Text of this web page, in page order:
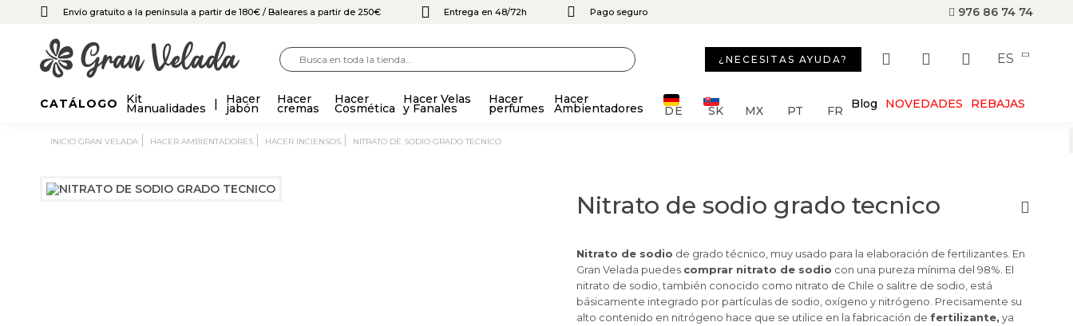
Envío gratuito a la península a partir de 180€ / Baleares a partir de 250€ Entrega en 48/72h Pago seguro 976 86 74 74
¿NECESITAS AYUDA? ES
CATÁLOGO Kit
Manualidades
Hacer
jabón
Hacer
cremas
Hacer
Cosmética
Hacer Velas
y Fanales
Hacer
perfumes
Hacer
Ambientadores DE SK MX PT FR Blog NOVEDADES REBAJAS
INICIO GRAN VELADA HACER AMBIENTADORES HACER INCIENSOS NITRATO DE SODIO GRADO TECNICO
Nitrato de sodio grado tecnico
Nitrato de sodio de grado técnico, muy usado para la elaboración de fertilizantes. En
Gran Velada puedes comprar nitrato de sodio con una pureza mínima del 98%. El
nitrato de sodio, también conocido como nitrato de Chile o salitre de sodio, está
básicamente integrado por partículas de sodio, oxígeno y nitrógeno. Precisamente su
alto contenido en nitrógeno hace que se utilice en la fabricación de fertilizante, ya